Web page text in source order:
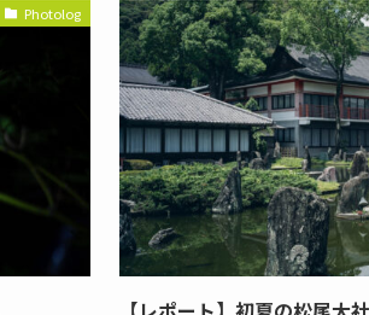
Photolog